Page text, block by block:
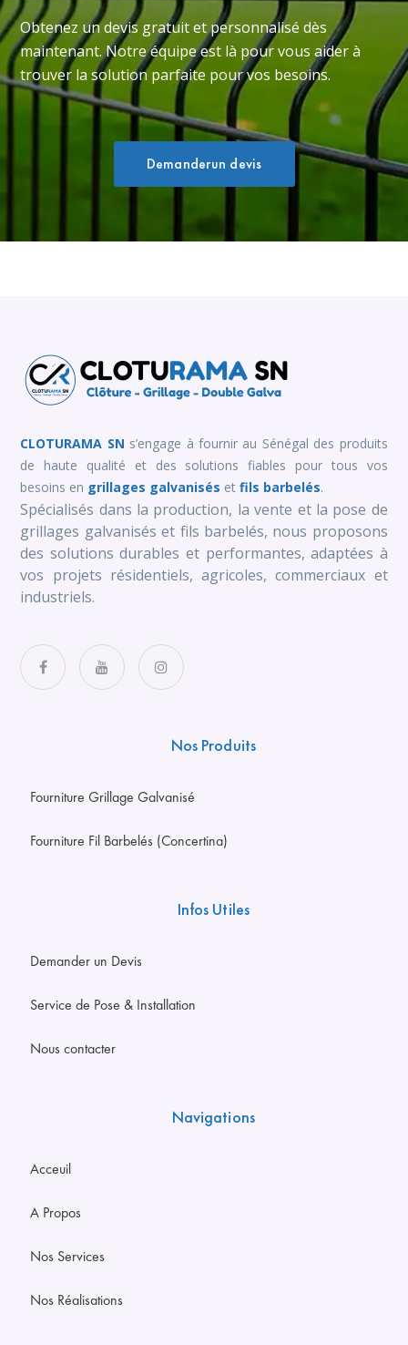
Obtenez un devis gratuit et personnalisé dès
maintenant. Notre équipe est là pour vous aider à
trouver la solution parfaite pour vos besoins.
Demanderun devis
CLOTURAMA SN s’engage à fournir au Sénégal des produits
de haute qualité et des solutions fiables pour tous vos
besoins en grillages galvanisés etfils barbelés.
Spécialisés dans la production, la vente et la pose de
grillages galvanisés et fils barbelés, nous proposons
des solutions durables et performantes, adaptées à
vos projets résidentiels, agricoles, commerciaux et
industriels.
Nos Produits
Fourniture Grillage Galvanisé
Fourniture Fil Barbelés (Concertina)
Infos Utiles
Demander un Devis
Service de Pose & Installation
Nous contacter
Navigations
Acceuil
A Propos
Nos Services
Nos Réalisations